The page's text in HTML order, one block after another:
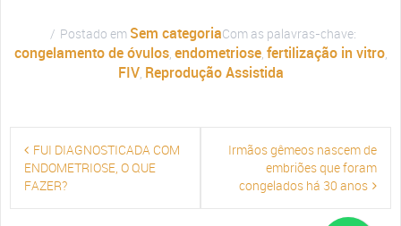
Postado em Sem categoriaCom as palavras-chave:
congelamento de óvulos, endometriose, fertilização in vitro,
FIV, Reprodução Assistida
DE
POST
FUI DIAGNOSTICADA COM
ENDOMETRIOSE, O QUE
FAZER?
Irmãos gêmeos nascem de
embriões que foram
congelados há 30 anos